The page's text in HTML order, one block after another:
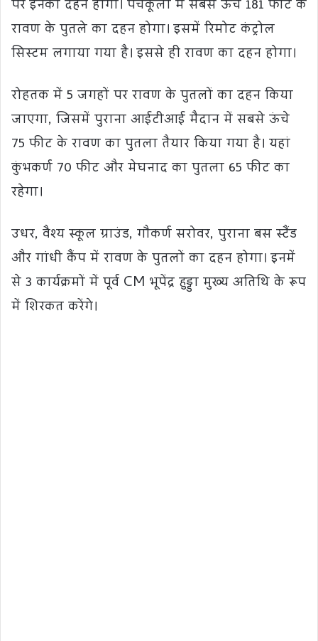
पर इनका दहन होगा। पंचकूला में सबसे ऊंचे 181 फीट के
रावण के पुतले का दहन होगा। इसमें रिमोट कंट्रोल
सिस्टम लगाया गया है। इससे ही रावण का दहन होगा।
रोहतक में 5 जगहों पर रावण के पुतलों का दहन किया
जाएगा, जिसमें पुराना आईटीआई मैदान में सबसे ऊंचे
75 फीट के रावण का पुतला तैयार किया गया है। यहां
कुंभकर्ण 70 फीट और मेघनाद का पुतला 65 फीट का
रहेगा।
उधर, वैश्य स्कूल ग्राउंड, गौकर्ण सरोवर, पुराना बस स्टैंड
और गांधी कैंप में रावण के पुतलों का दहन होगा। इनमें
से 3 कार्यक्रमों में पूर्व CM भूपेंद्र हुड्डा मुख्य अतिथि के रूप
में शिरकत करेंगे।